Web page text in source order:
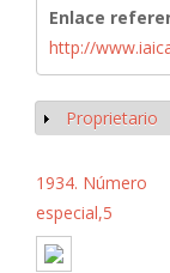
Enlace
http://
Mostrar
Proprietario
1934. Número
especial,5